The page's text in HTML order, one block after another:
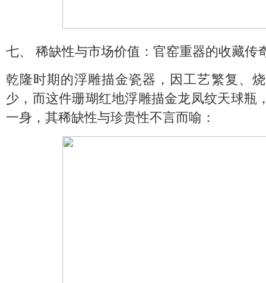
七、 稀缺性与市场价值：官窑重器的收藏传
乾隆时期的浮雕描金瓷器，因工艺繁复、
少，而这件珊瑚红地浮雕描金龙凤纹天球瓶
一身，其稀缺性与珍贵性不言而喻：